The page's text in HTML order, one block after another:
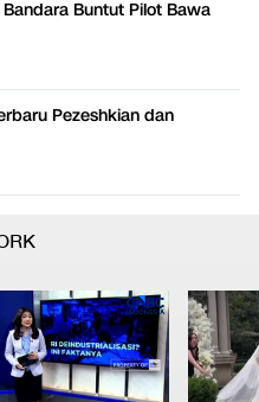
Buntut Pilot Bawa
Pezeshkian dan